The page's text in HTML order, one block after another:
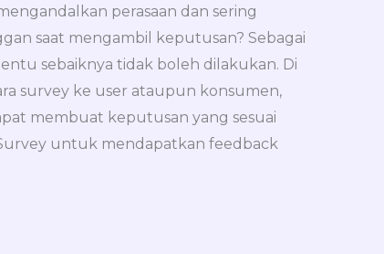
perasaan dan sering
saat mengambil keputusan? Sebagai
sebaiknya tidak boleh dilakukan. Di
survey ke user ataupun konsumen,
membuat keputusan yang sesuai
untuk mendapatkan feedback